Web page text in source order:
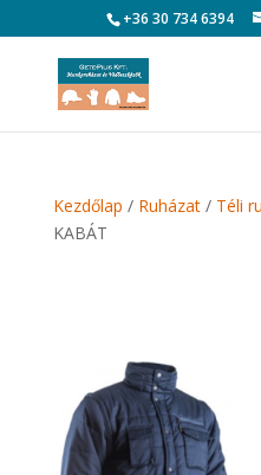
+36 30 734 6394
Kezdőlap / Ruházat/ Téli
KABÁT